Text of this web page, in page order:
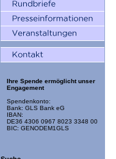
Ihre Spende ermöglicht unser
Engagement
Spendenkonto:
Bank: GLS Bank eG
IBAN:
DE36 4306 0967 8023 3348 00
BIC: GENODEM1GLS